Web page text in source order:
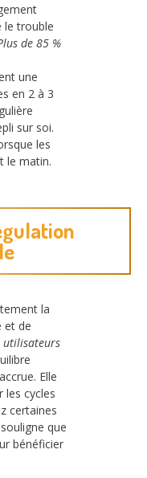
le trouble
de 85 %
une
en 2 à 3
sur soi.
les
le matin.
la
et de
utilisateurs
Elle
les cycles
certaines
que
bénéficier